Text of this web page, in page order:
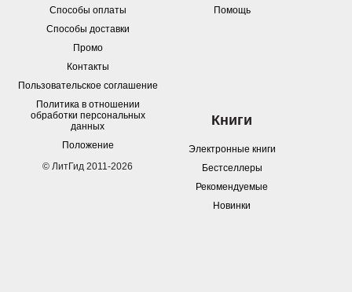
Способы оплаты
Способы доставки
Промо
Контакты
Пользовательское соглашение
Политика в отношении
обработки персональных
данных
Положение
© ЛитГид 2011-2026
Помощь
Книги
Электронные книги
Бестселлеры
Рекомендуемые
Новинки